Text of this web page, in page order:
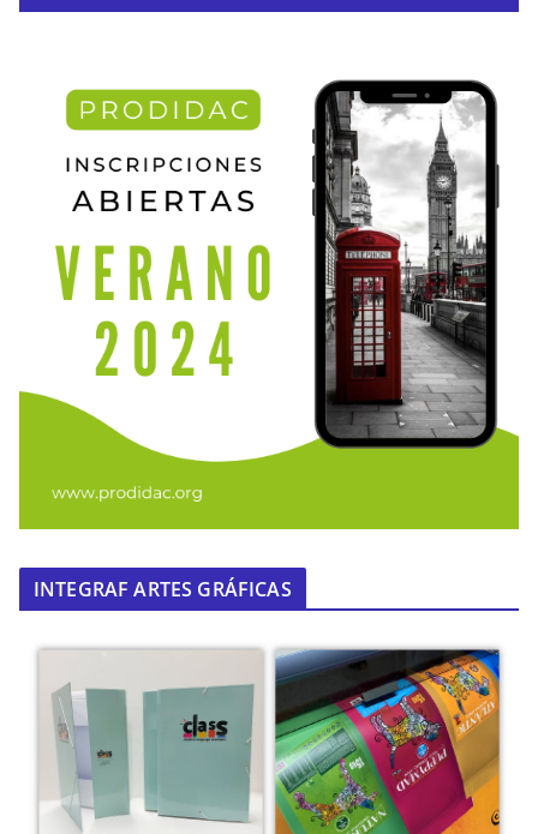
INTEGRAF ARTES GRÁFICAS